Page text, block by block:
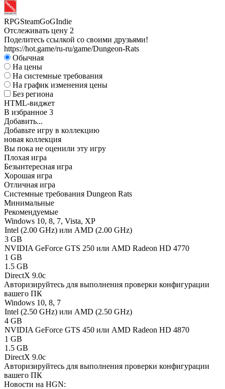
RPGSteamGoGIndie
Отслеживать цену 2
Поделитесь ссылкой со своими друзьями!
https://hot.game/ru-ru/game/Dungeon-Rats
Обычная
На цены
На системные требования
На график изменения цены
Без региона
HTML-виджет
В избранное 3
Добавить...
Добавьте игру в коллекцию
новая коллекция
Вы пока не оценили эту игру
Плохая игра
Безынтересная игра
Хорошая игра
Отличная игра
Системные требования Dungeon Rats
Минимальные
Рекомендуемые
Windows 10, 8, 7, Vista, XP
Intel (2.00 GHz) или AMD (2.00 GHz)
3 GB
NVIDIA GeForce GTS 250 или AMD Radeon HD 4770
1 GB
1.5 GB
DirectX 9.0c
Авторизируйтесь для выполнения проверки конфигурации
вашего ПК
Windows 10, 8, 7
Intel (2.50 GHz) или AMD (2.50 GHz)
4 GB
NVIDIA GeForce GTS 450 или AMD Radeon HD 4870
1 GB
1.5 GB
DirectX 9.0c
Авторизируйтесь для выполнения проверки конфигурации
вашего ПК
Новости на HGN: